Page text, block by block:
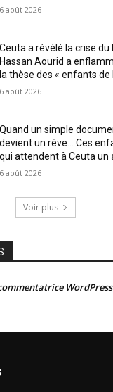
6 août 2026
Ceuta a révélé la crise
Hassan Aourid a
la thèse des « enfants
6 août 2026
Quand un simple
devient un rêve… Ces
qui attendent à Ceuta un
6 août 2026
Voir plus
WordPress